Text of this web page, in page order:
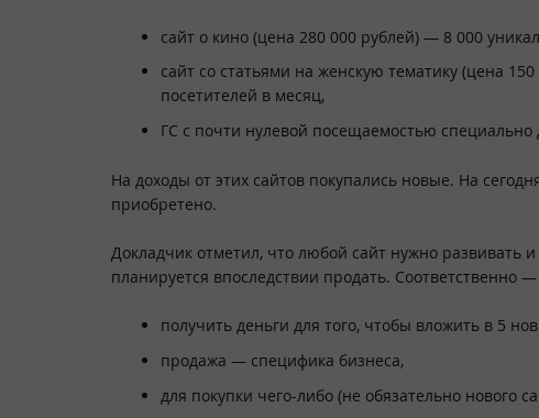
сайт о кино (цена 280 000 рублей) — 8 000
сайт со статьями на женскую тематику (цена
посетителей в месяц,
ГС с почти нулевой посещаемостью специально
На доходы от этих сайтов покупались новые. На
приобретено.
Докладчик отметил, что любой сайт нужно развивать
планируется впоследствии продать. Соответственно
получить деньги для того, чтобы вложить в 5
продажа — специфика бизнеса,
для покупки чего-либо (не обязательно нового